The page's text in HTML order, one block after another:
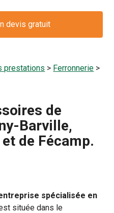
devis gratuit
prestations > Ferronnerie >
de
Barville,
de Fécamp.
spécialisée en
située dans le